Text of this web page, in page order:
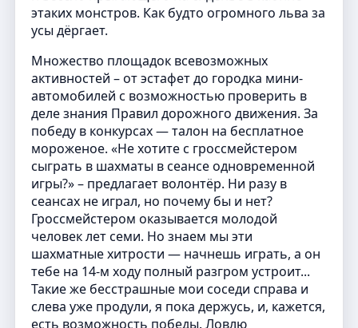
этаких монстров. Как будто огромного льва за
усы дёргает.
Множество площадок всевозможных
активностей – от эстафет до городка мини-
автомобилей с возможностью проверить в
деле знания Правил дорожного движения. За
победу в конкурсах — талон на бесплатное
мороженое. «Не хотите с гроссмейстером
сыграть в шахматы в сеансе одновременной
игры?» – предлагает волонтёр. Ни разу в
сеансах не играл, но почему бы и нет?
Гроссмейстером оказывается молодой
человек лет семи. Но знаем мы эти
шахматные хитрости — начнешь играть, а он
тебе на 14-м ходу полный разгром устроит...
Такие же бесстрашные мои соседи справа и
слева уже продули, я пока держусь, и, кажется,
есть возможность победы. Ловлю